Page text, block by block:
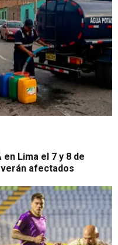
Lima el 7 y 8 de
afectados